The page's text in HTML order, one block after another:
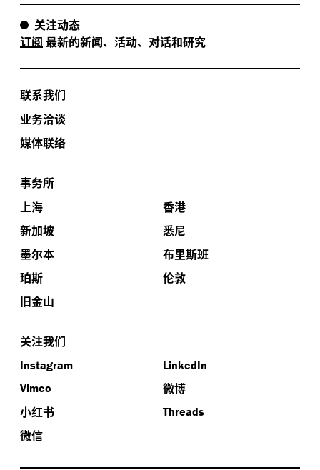
关注动态
订阅 最新的新闻、活动、对话和研究
联系我们
业务洽谈
媒体联络
事务所
上海
香港
新加坡
悉尼
墨尔本
布里斯班
珀斯
伦敦
旧金山
关注我们
Instagram
LinkedIn
Vimeo
微博
小红书
Threads
微信